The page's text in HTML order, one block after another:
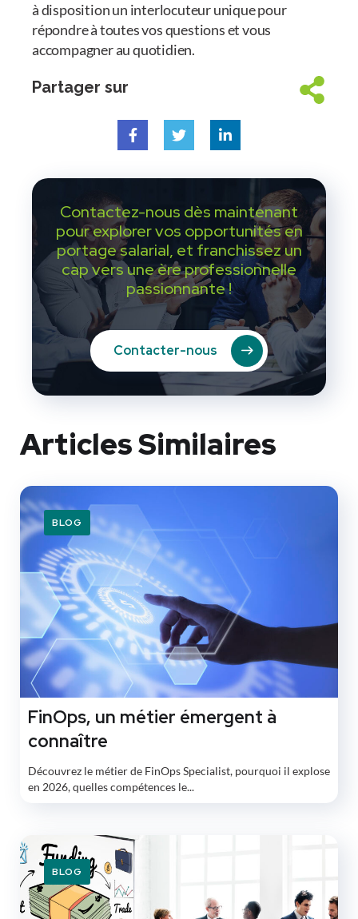
à disposition un interlocuteur unique pour
répondre à toutes vos questions et vous
accompagner au quotidien.
Partager sur
Contactez-nous dès maintenant
pour explorer vos opportunités en
portage salarial, et franchissez un
cap vers une ère professionnelle
passionnante !
Contacter-nous
Articles Similaires
BLOG
FinOps, un métier émergent à
connaître
Découvrez le métier de FinOps Specialist, pourquoi il explose
en 2026, quelles compétences le...
BLOG